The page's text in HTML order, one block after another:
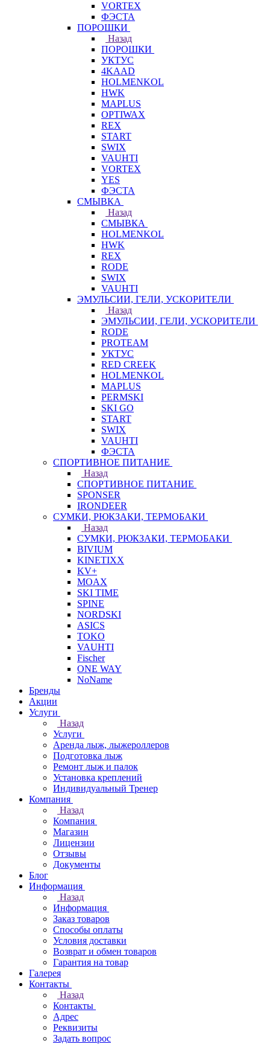
VORTEX
ФЭСТА
ПОРОШКИ
Назад
ПОРОШКИ
УКТУС
4KAAD
HOLMENKOL
HWK
MAPLUS
OPTIWAX
REX
START
SWIX
VAUHTI
VORTEX
YES
ФЭСТА
СМЫВКА
Назад
СМЫВКА
HOLMENKOL
HWK
REX
RODE
SWIX
VAUHTI
ЭМУЛЬСИИ, ГЕЛИ, УСКОРИТЕЛИ
Назад
ЭМУЛЬСИИ, ГЕЛИ, УСКОРИТЕЛИ
RODE
PROTEAM
УКТУС
RED CREEK
HOLMENKOL
MAPLUS
PERMSKI
SKI GO
START
SWIX
VAUHTI
ФЭСТА
СПОРТИВНОЕ ПИТАНИЕ
Назад
СПОРТИВНОЕ ПИТАНИЕ
SPONSER
IRONDEER
СУМКИ, РЮКЗАКИ, ТЕРМОБАКИ
Назад
СУМКИ, РЮКЗАКИ, ТЕРМОБАКИ
BIVIUM
KINETIXX
KV+
MOAX
SKI TIME
SPINE
NORDSKI
ASICS
TOKO
VAUHTI
Fischer
ONE WAY
NoName
Бренды
Акции
Услуги
Назад
Услуги
Аренда лыж, лыжероллеров
Подготовка лыж
Ремонт лыж и палок
Установка креплений
Индивидуальный Тренер
Компания
Назад
Компания
Магазин
Лицензии
Отзывы
Документы
Блог
Информация
Назад
Информация
Заказ товаров
Способы оплаты
Условия доставки
Возврат и обмен товаров
Гарантия на товар
Галерея
Контакты
Назад
Контакты
Адрес
Реквизиты
Задать вопрос